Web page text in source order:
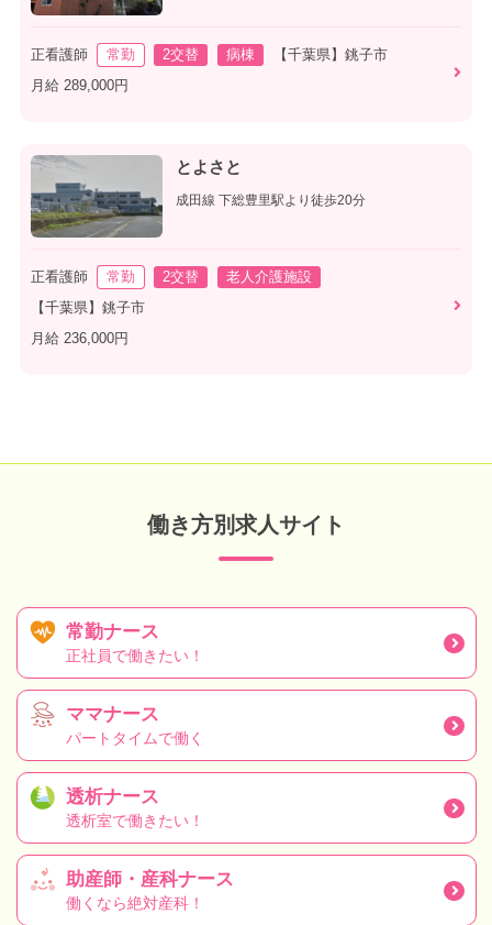
正看護師 常勤 2交替 病棟
【千葉県】銚子市
月給 289,000円
とよさと
成田線 下総豊里駅より徒歩20分
正看護師 常勤 2交替
老人介護施設
【千葉県】銚子市
月給 236,000円
働き方別求人サイト
常勤ナース
正社員で働きたい！
ママナース
パートタイムで働く
透析ナース
透析室で働きたい！
助産師・産科ナース
働くなら絶対産科！